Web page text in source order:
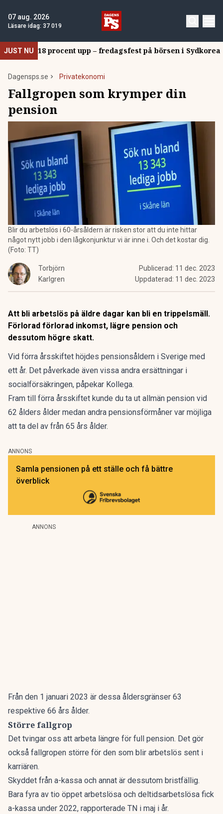
07 aug. 2026
Läsare idag: 37 019
JUST NU 18 procent upp – fredagsfest på börsen i Sydkorea
Dagensps.se Privatekonomi
Fallgropen som krymper din
pension
Blir du arbetslös i 60-årsåldern är risken stor att du inte hittar
något nytt jobb i den lågkonjunktur vi är inne i. Och det kostar dig.
(Foto: TT)
Torbjörn
Karlgren
Publicerad: 11 dec. 2023
Uppdaterad: 11 dec. 2023
Att bli arbetslös på äldre dagar kan bli en trippelsmäll.
Förlorad förlorad inkomst, lägre pension och
dessutom högre skatt.
Vid förra årsskiftet höjdes pensionsåldern i Sverige med
ett år. Det påverkade även vissa andra ersättningar i
socialförsäkringen, påpekar Kollega.
Fram till förra årsskiftet kunde du ta ut allmän pension vid
62 ålders ålder medan andra pensionsförmåner var möjliga
att ta del av från 65 års ålder.
ANNONS
Samla pensionen på ett ställe och få bättre
överblick
ANNONS
Från den 1 januari 2023 är dessa åldersgränser 63
respektive 66 års ålder.
Större fallgrop
Det tvingar oss att arbeta längre för full pension. Det gör
också fallgropen större för den som blir arbetslös sent i
karriären.
Skyddet från a-kassa och annat är dessutom bristfällig.
Bara fyra av tio öppet arbetslösa och deltidsarbetslösa fick
a-kassa under 2022, rapporterade TN i maj i år.